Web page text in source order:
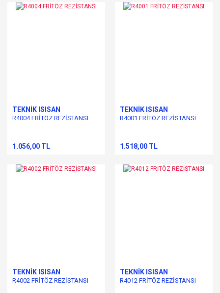
TEKNİK ISISAN
R4004 FRİTÖZ REZİSTANSI
1.056,00 TL
TEKNİK ISISAN
R4001 FRİTÖZ REZİSTANSI
1.518,00 TL
TEKNİK ISISAN
R4002 FRİTÖZ REZİSTANSI
TEKNİK ISISAN
R4012 FRİTÖZ REZİSTANSI